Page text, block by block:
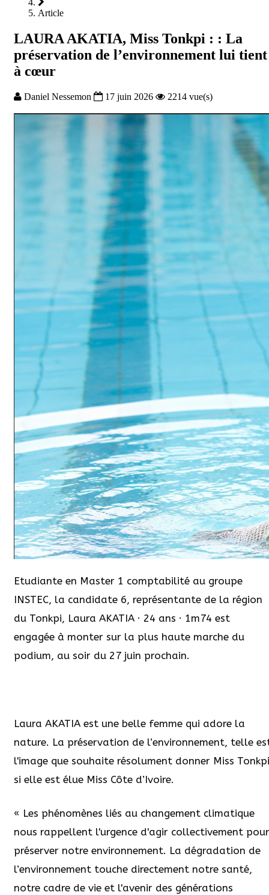
Article
LAURA AKATIA, Miss Tonkpi : : La
préservation de l’environnement lui tient
à cœur
Daniel Nessemon 17 juin 2026 2214 vue(s)
Etudiante en Master 1 comptabilité au groupe
INSTEC, la candidate 6, représentante de la région
du Tonkpi, Laura AKATIA · 24 ans · 1m74 est
engagée à monter sur la plus haute marche du
podium, au soir du 27 juin prochain.
Laura AKATIA est une belle femme qui adore la
nature. La préservation de l’environnement, telle
l'image que souhaite résolument donner Miss Tonkpi
si elle est élue Miss Côte d’Ivoire.
« Les phénomènes liés au changement climatique
nous rappellent l'urgence d'agir collectivement pour
préserver notre environnement. La dégradation de
l’environnement touche directement notre santé,
notre cadre de vie et l'avenir des générations